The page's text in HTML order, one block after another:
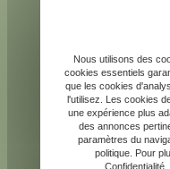
225
40
Nous utilisons des
cookies essentiels
que les cookies
l'utilisez. Les cookies
une expérience plus
des annonces
paramètres du
politique. Pour